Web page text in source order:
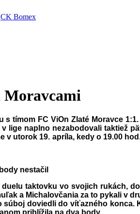
CK Bomex
Moravcami
tímom FC ViOn Zlaté Moravce
naplno nezabodovali taktiež
utorok 19. apríla, kedy o 19.00
nestačil
taktovku vo svojich rukách,
a Michalovčania za to pykali v
doviedli do víťazného konca.
priblížila na dva body.